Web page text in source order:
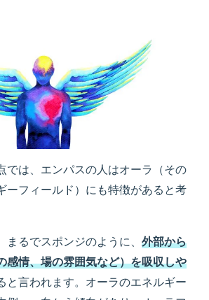
では、エンパスの人はオーラ（その
ーフィールド）にも特徴があると考
るでスポンジのように、 外部から
感情、場の雰囲気など）を吸収しや
と言われます。オーラのエネルギー